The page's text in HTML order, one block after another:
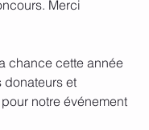
Merci
chance cette année
donateurs et
notre événement